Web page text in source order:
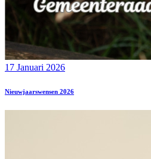
17 Januari 2026
Nieuwjaarswensen 2026